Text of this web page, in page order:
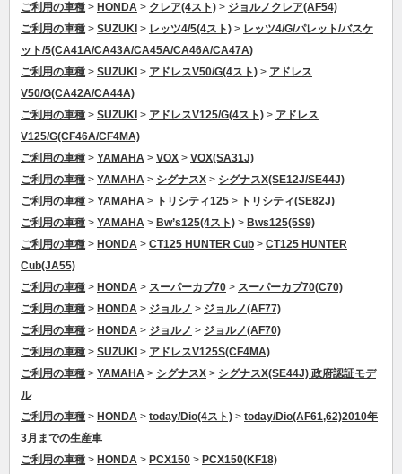
ご利用の車種 > HONDA > クレア(4スト) > ジョルノクレア(AF54)
ご利用の車種 > SUZUKI > レッツ4/5(4スト) > レッツ4/G/パレット/バスケ
ット/5(CA41A/CA43A/CA45A/CA46A/CA47A)
ご利用の車種 > SUZUKI > アドレスV50/G(4スト) > アドレス
V50/G(CA42A/CA44A)
ご利用の車種 > SUZUKI > アドレスV125/G(4スト) > アドレス
V125/G(CF46A/CF4MA)
ご利用の車種 > YAMAHA > VOX > VOX(SA31J)
ご利用の車種 > YAMAHA > シグナスX > シグナスX(SE12J/SE44J)
ご利用の車種 > YAMAHA > トリシティ125 >
トリシティ(SE82J)
ご利用の車種 > YAMAHA > Bw’s125(4スト) > Bws125(5S9)
ご利用の車種 > HONDA > CT125 HUNTER Cub > CT125 HUNTER
Cub(JA55)
ご利用の車種 > HONDA > スーパーカブ70 > スーパーカブ70(C70)
ご利用の車種 > HONDA > ジョルノ > ジョルノ(AF77)
ご利用の車種 > HONDA > ジョルノ > ジョルノ(AF70)
ご利用の車種 > SUZUKI > アドレスV125S(CF4MA)
ご利用の車種 > YAMAHA > シグナスX > シグナスX(SE44J) 政府認証モデ
ル
ご利用の車種 > HONDA > today/Dio(4スト) > today/Dio(AF61,62)2010年
3月までの生産車
ご利用の車種 > HONDA > PCX150 > PCX150(KF18)